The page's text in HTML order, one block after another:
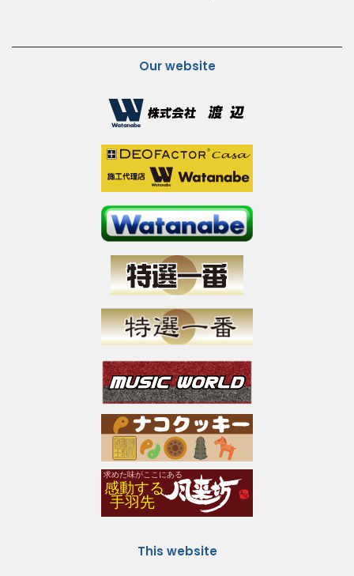
Our website
This website